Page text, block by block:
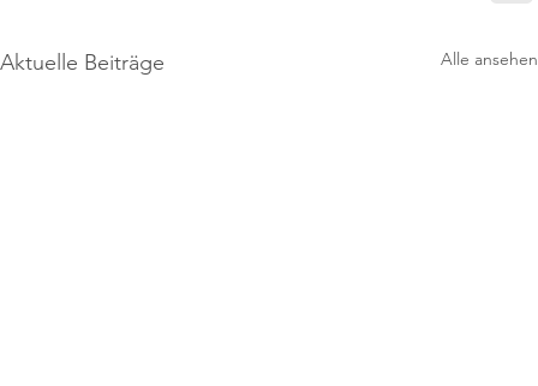
Aktuelle Beiträge Alle ansehen